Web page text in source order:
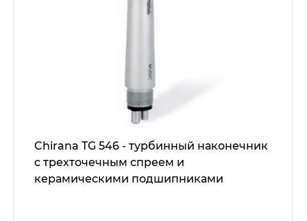
Chirana TG 546 - турбинный наконечник
с трехточечным спреем и
керамическими подшипниками